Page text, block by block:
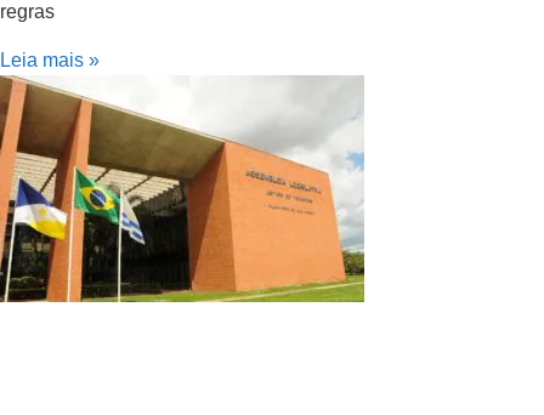
regras
Leia mais »